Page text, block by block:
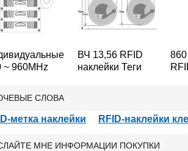
~ 960MHz
Бумага с
ВЧ 13,56 RFID
наклейки Теги
СЛОВА
метка наклейки RFID-наклейки
МНЕ ИНФОРМАЦИИ ПОКУПКИ